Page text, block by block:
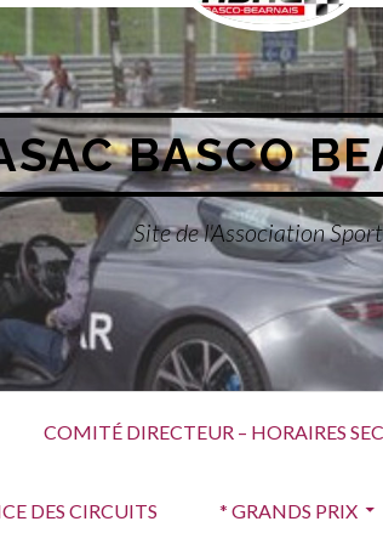
BASCO
Site de l'Association
COMITÉ DIRECTEUR – HORAIRES
DES CIRCUITS * GRANDS PRIX